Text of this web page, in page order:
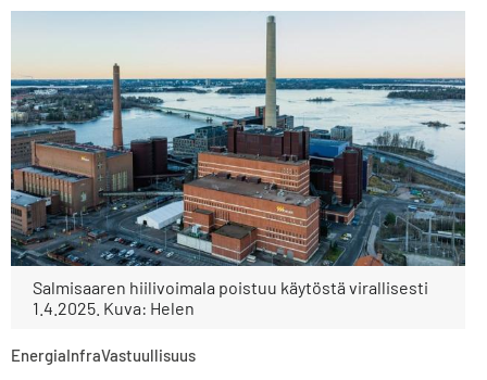
Salmisaaren hiilivoimala poistuu käytöstä virallisesti
1.4.2025. Kuva: Helen
EnergiaInfraVastuullisuus